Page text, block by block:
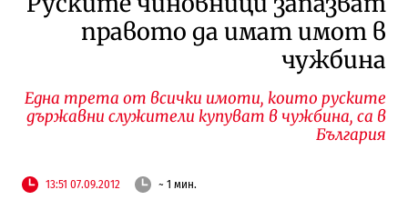
правото да имат имот в
чужбина
Една трета от всички имоти, които руските
държавни служители купуват в чужбина, са в
България
13:51 07.09.2012 ~ 1 мин.